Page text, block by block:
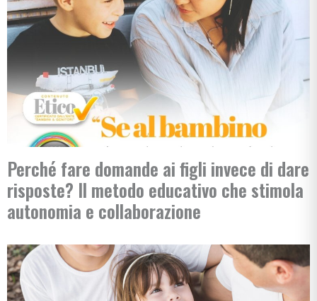
Perché fare domande ai figli invece di dare
risposte? Il metodo educativo che stimola
autonomia e collaborazione